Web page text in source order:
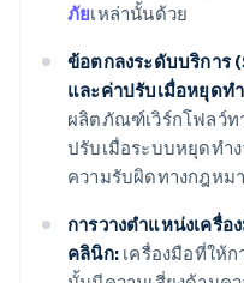
ภัยเหล่านั้นด้วย
ข้อตกลงระดับบริการ
และค่าปรับเมื่อหยุดท
ผลิตภัณฑ์เวิร์กโฟลว์
ปรับเมื่อระบบหยุดทำ
ความรับผิดทางกฎหม
การวางตำแหน่งเครื่
คลินิก: เครื่องมือที่ให้